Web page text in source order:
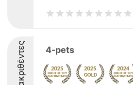
Διακριθέντες 4-pets